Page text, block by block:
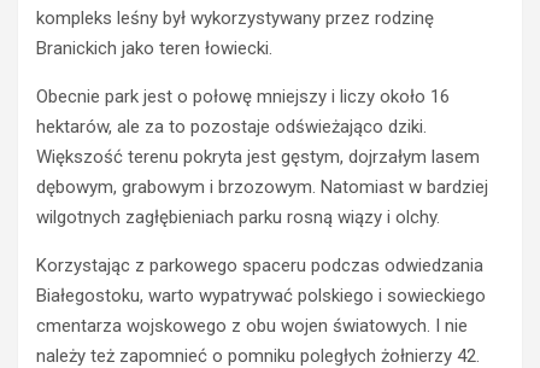
kompleks leśny był wykorzystywany przez rodzinę
Branickich jako teren łowiecki.
Obecnie park jest o połowę mniejszy i liczy około 16
hektarów, ale za to pozostaje odświeżająco dziki.
Większość terenu pokryta jest gęstym, dojrzałym lasem
dębowym, grabowym i brzozowym. Natomiast w bardziej
wilgotnych zagłębieniach parku rosną wiązy i olchy.
Korzystając z parkowego spaceru podczas odwiedzania
Białegostoku, warto wypatrywać polskiego i sowieckiego
cmentarza wojskowego z obu wojen światowych. I nie
należy też zapomnieć o pomniku poległych żołnierzy 42.